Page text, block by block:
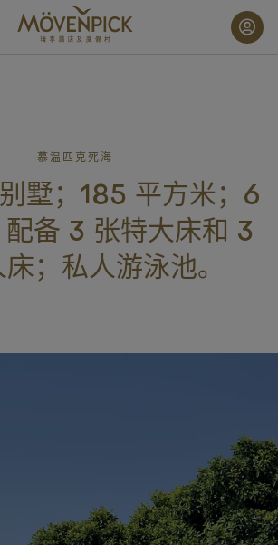
慕温匹克死海
墅；185 平方米；6
配备 3 张特大床和 3
；私人游泳池。